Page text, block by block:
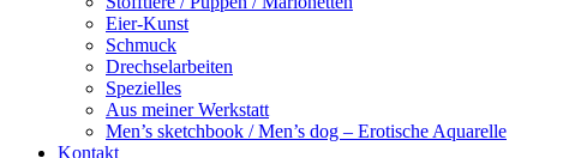
Eier-Kunst
Schmuck
Drechselarbeiten
Spezielles
Aus meiner Werkstatt
Men’s sketchbook / Men’s dog – Erotische Aquarelle
Kontakt